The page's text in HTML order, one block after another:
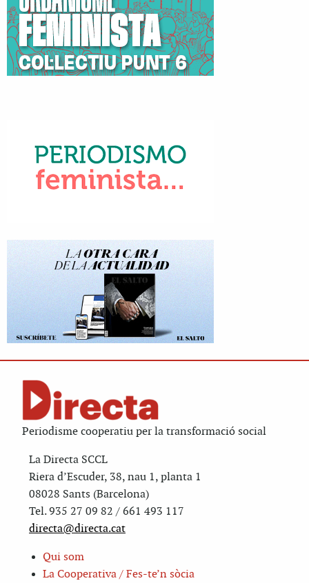
Periodisme cooperatiu per la transformació social
La Directa SCCL
Riera d’Escuder, 38, nau 1, planta 1
08028 Sants (Barcelona)
Tel. 935 27 09 82 / 661 493 117
directa@directa.cat
Qui som
La Cooperativa / Fes-te’n sòcia